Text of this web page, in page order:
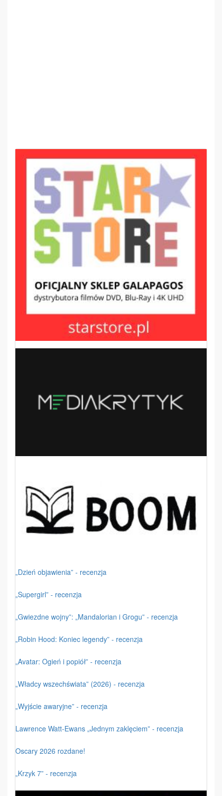
„Dzień objawienia” - recenzja
„Supergirl” - recenzja
„Gwiezdne wojny”: „Mandalorian i Grogu” - recenzja
„Robin Hood: Koniec legendy” - recenzja
„Avatar: Ogień i popiół” - recenzja
„Władcy wszechświata” (2026) - recenzja
„Wyjście awaryjne” - recenzja
Lawrence Watt-Ewans „Jednym zaklęciem” - recenzja
Oscary 2026 rozdane!
„Krzyk 7” - recenzja